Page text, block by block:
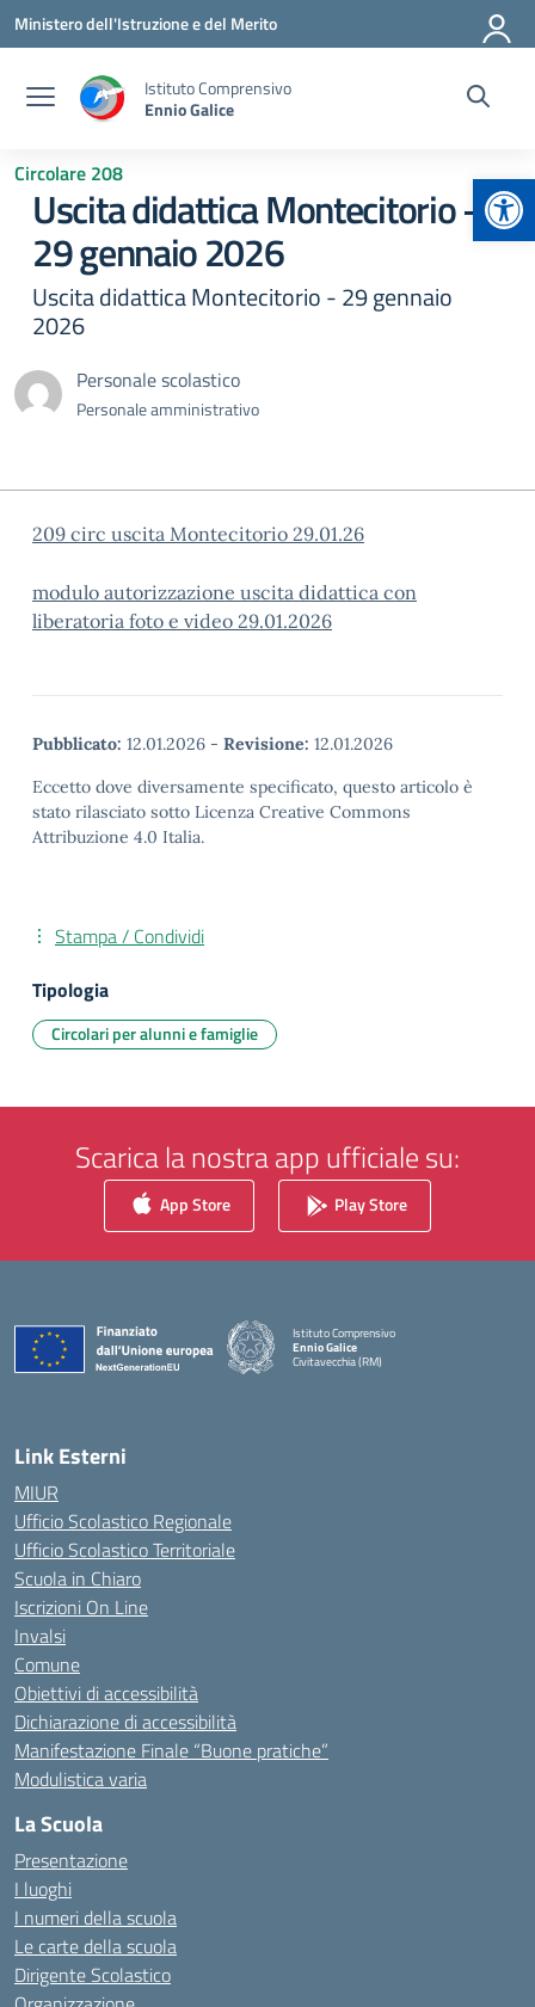
Vai ai contenuti
Vai al menu di navigazione
Vai al footer
Ministero dell'Istruzione e del Merito
Istituto Comprensivo
Ennio Galice
Circolare 208
Uscita didattica Montecitorio –
29 gennaio 2026
Uscita didattica Montecitorio - 29 gennaio
2026
Personale scolastico
Personale amministrativo
209 circ uscita Montecitorio 29.01.26
modulo autorizzazione uscita didattica con
liberatoria foto e video 29.01.2026
Pubblicato: 12.01.2026 - Revisione: 12.01.2026
Eccetto dove diversamente specificato, questo articolo è
stato rilasciato sotto Licenza Creative Commons
Attribuzione 4.0 Italia.
Stampa / Condividi
Tipologia
Circolari per alunni e famiglie
Scarica la nostra app ufficiale su:
App Store Play Store
Istituto Comprensivo
Ennio Galice
Civitavecchia (RM)
Link Esterni
MIUR
Ufficio Scolastico Regionale
Ufficio Scolastico Territoriale
Scuola in Chiaro
Iscrizioni On Line
Invalsi
Comune
Obiettivi di accessibilità
Dichiarazione di accessibilità
Manifestazione Finale “Buone pratiche”
Modulistica varia
La Scuola
Presentazione
I luoghi
I numeri della scuola
Le carte della scuola
Dirigente Scolastico